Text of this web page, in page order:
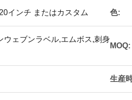
インチ またはカスタム 色:
ウェブンラベル,エムボス,刺身
MOQ:
生産